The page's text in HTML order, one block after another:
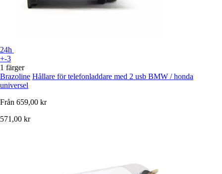
24h
+-3
1 färger
Brazoline Hållare för telefonladdare med 2 usb BMW / honda
universel
Från 659,00 kr
571,00 kr